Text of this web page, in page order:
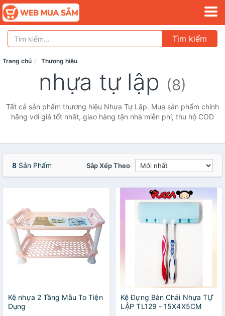
Tìm kiếm
Trang chủ Thương hiệu
nhựa tự lập (8)
Tất cả sản phẩm thương hiệu Nhựa Tự Lập. Mua sản phẩm chính
hãng với giá tốt nhất, giao hàng tận nhà miễn phí, thu hộ COD
8 Sản Phẩm Sắp Xếp Theo
Kệ nhựa 2 Tầng Mẫu To Tiện
Dụng
Kệ Đựng Bàn Chải Nhựa TỰ
LẬP TL129 - 15X4X5CM